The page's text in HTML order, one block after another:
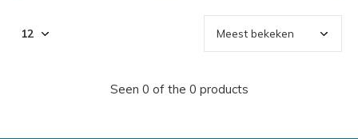
Seen 0 of the 0 products